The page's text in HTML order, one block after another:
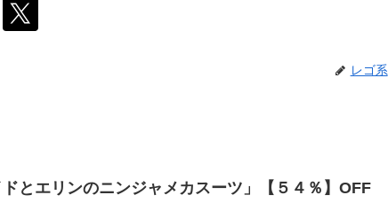
レゴ系
ドとエリンのニンジャメカスーツ」【５４％】OFF